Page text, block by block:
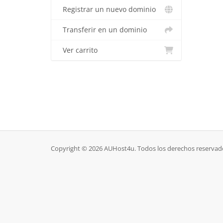
Registrar un nuevo dominio
Transferir en un dominio
Ver carrito
Copyright © 2026 AUHost4u. Todos los derechos